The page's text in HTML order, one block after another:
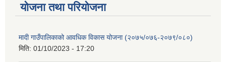
योजना तथा परियोजना
मादी गाउँपालिकाको आवधिक विकास योजना (२०७५/०७६-२०७९/०८०)
मिति: 01/10/2023 - 17:20